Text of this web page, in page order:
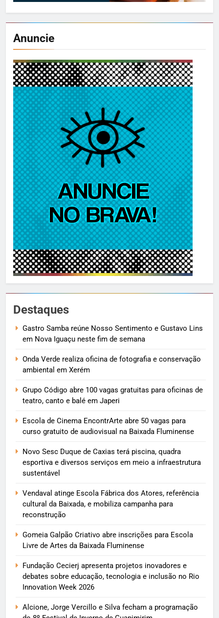
Anuncie
Destaques
Gastro Samba reúne Nosso Sentimento e Gustavo Lins
em Nova Iguaçu neste fim de semana
Onda Verde realiza oficina de fotografia e conservação
ambiental em Xerém
Grupo Código abre 100 vagas gratuitas para oficinas de
teatro, canto e balé em Japeri
Escola de Cinema EncontrArte abre 50 vagas para
curso gratuito de audiovisual na Baixada Fluminense
Novo Sesc Duque de Caxias terá piscina, quadra
esportiva e diversos serviços em meio a infraestrutura
sustentável
Vendaval atinge Escola Fábrica dos Atores, referência
cultural da Baixada, e mobiliza campanha para
reconstrução
Gomeia Galpão Criativo abre inscrições para Escola
Livre de Artes da Baixada Fluminense
Fundação Cecierj apresenta projetos inovadores e
debates sobre educação, tecnologia e inclusão no Rio
Innovation Week 2026
Alcione, Jorge Vercillo e Silva fecham a programação